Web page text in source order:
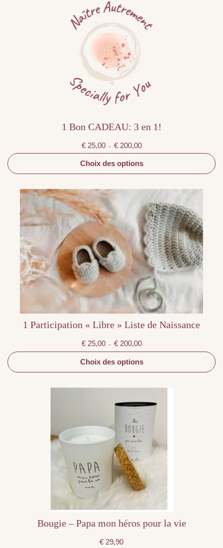
1 Bon CADEAU: 3 en 1!
€25,00 – €200,00Plage
de
prix :
à
€ 200,00
Choix des options
a
plusieurs
variations.
options
peuvent
être
choisies
sur
la
produit
1 Participation « Libre » Liste de Naissance
€25,00 – €200,00Plage
de
prix :
à
Choix des options
a
plusieurs
Les
options
peuvent
être
choisies
sur
la
du
Bougie – Papa mon héros pour la vie
€ 29,90